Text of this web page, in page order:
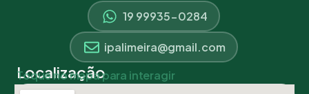
19 99935-0284
ipalimeira@gmail.com
Localização
Toque no mapa para interagir